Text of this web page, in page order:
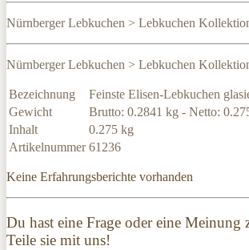
Nürnberger Lebkuchen > Lebkuchen
Nürnberger Lebkuchen > Lebkuchen
Bezeichnung
Feinste Elisen-Lebkuchen
Gewicht
Brutto: 0.2841 kg - Netto:
Inhalt
0.275 kg
Artikelnummer 61236
Keine Erfahrungsberichte vorhanden
Du hast eine Frage oder eine Meinung
Teile sie mit uns!